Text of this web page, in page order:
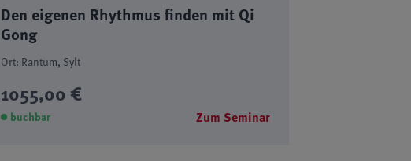
Den eigenen Rhythmus finden mit Qi
Gong
Ort: Rantum, Sylt
1055,00 €
buchbar Zum Seminar